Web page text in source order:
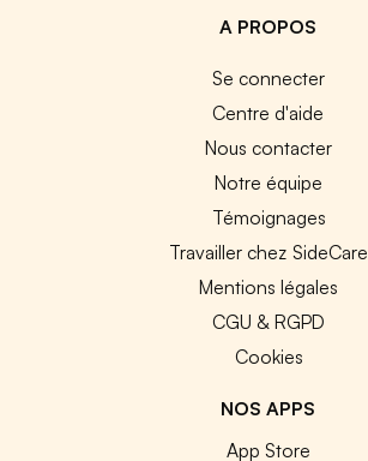
A PROPOS
Se connecter
Centre d'aide
Nous contacter
Notre équipe
Témoignages
Travailler chez SideCare
Mentions légales
CGU & RGPD
Cookies
NOS APPS
App Store